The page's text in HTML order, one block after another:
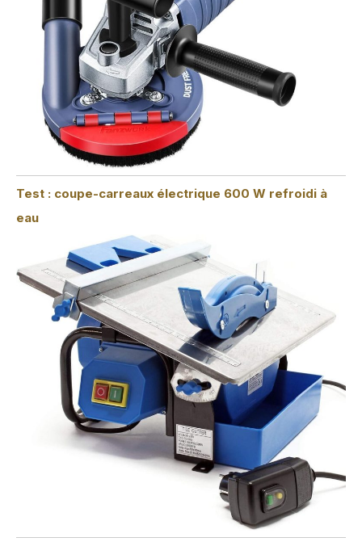
Test : coupe-carreaux électrique 600 W refroidi à
eau